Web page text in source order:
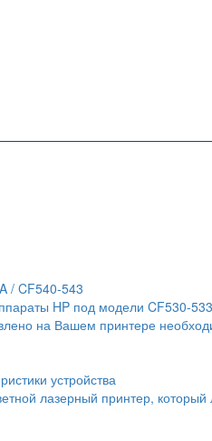
/ CF540-543
HP под модели CF530-
на Вашем принтере
устройства
лазерный принтер,